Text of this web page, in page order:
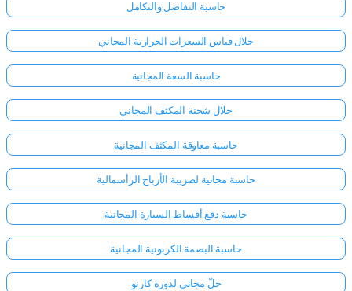
حاسبة التفاضل والتكامل
حلال قياس السعرات الحرارية المجاني
حاسبة السعة المجانية
حلال شحنة المكثف المجاني
حاسبة معاوقة المكثف المجانية
حاسبة مجانية لضريبة الأرباح الرأسمالية
حاسبة دفع أقساط السيارة المجانية
حاسبة البصمة الكربونية المجانية
حلّ مجاني لدورة كارنو